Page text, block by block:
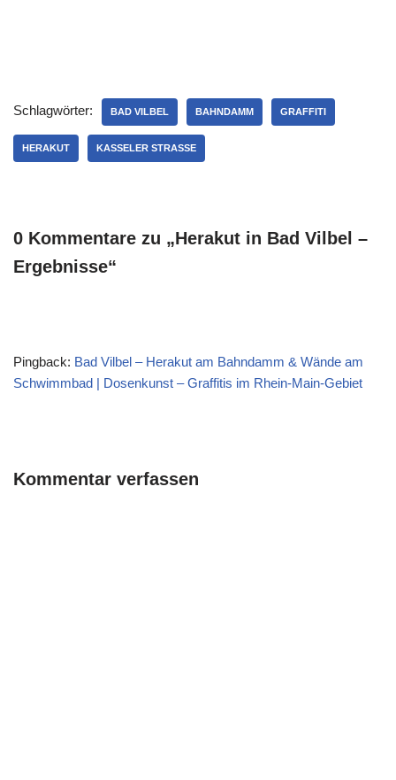
Schlagwörter: BAD VILBEL BAHNDAMM GRAFFITI
HERAKUT KASSELER STRASSE
0 Kommentare zu „Herakut in Bad Vilbel –
Ergebnisse“
Pingback: Bad Vilbel – Herakut am Bahndamm & Wände am
Schwimmbad | Dosenkunst – Graffitis im Rhein-Main-Gebiet
Kommentar verfassen